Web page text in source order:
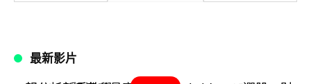
最新影片